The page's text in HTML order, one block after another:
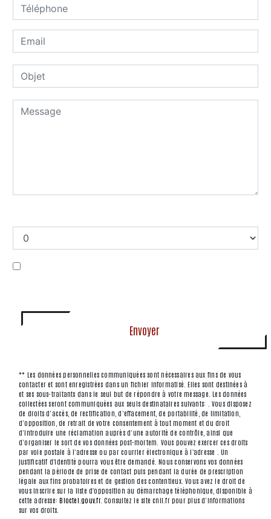
Envoyer
** Les données personnelles communiquées sont nécessaires aux fins de vous
contacter et sont enregistrées dans un fichier informatisé. Elles sont destinées à
et ses sous-traitants dans le seul but de répondre à votre message. Les données
collectées seront communiquées aux seuls destinataires suivants: . Vous disposez
de droits d’accès, de rectification, d’effacement, de portabilité, de limitation,
d’opposition, de retrait de votre consentement à tout moment et du droit
d’introduire une réclamation auprès d’une autorité de contrôle, ainsi que
d’organiser le sort de vos données post-mortem. Vous pouvez exercer ces droits
par voie postale à l'adresse ou par courrier électronique à l'adresse . Un
justificatif d'identité pourra vous être demandé. Nous conservons vos données
pendant la période de prise de contact puis pendant la durée de prescription
légale aux fins probatoires et de gestion des contentieux. Vous avez le droit de
vous inscrire sur la liste d'opposition au démarchage téléphonique, disponible à
cette adresse:Bloctel.gouv.fr. Consultez le site cnil.fr pour plus d’informations
sur vos droits.